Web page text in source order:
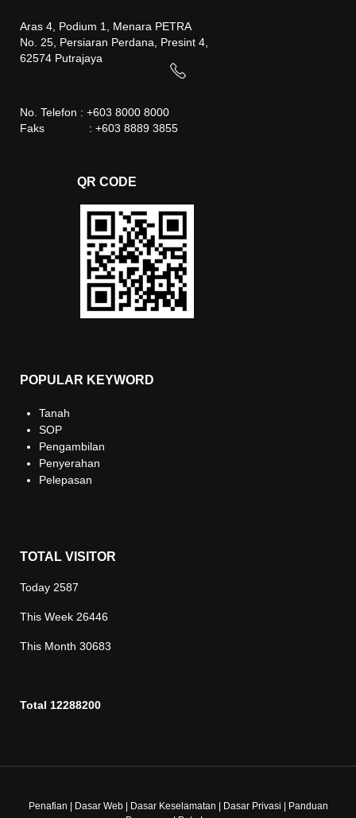
Aras 4, Podium 1, Menara PETRA
No. 25, Persiaran Perdana, Presint 4,
62574 Putrajaya
No. Telefon : +603 8000 8000
Faks : +603 8889 3855
QR CODE
POPULAR KEYWORD
Tanah
SOP
Pengambilan
Penyerahan
Pelepasan
TOTAL VISITOR
Today 2587
This Week 26446
This Month 30683
Total 12288200
Penafian Dasar Web| Dasar Keselamatan Dasar Privasi
Panduan